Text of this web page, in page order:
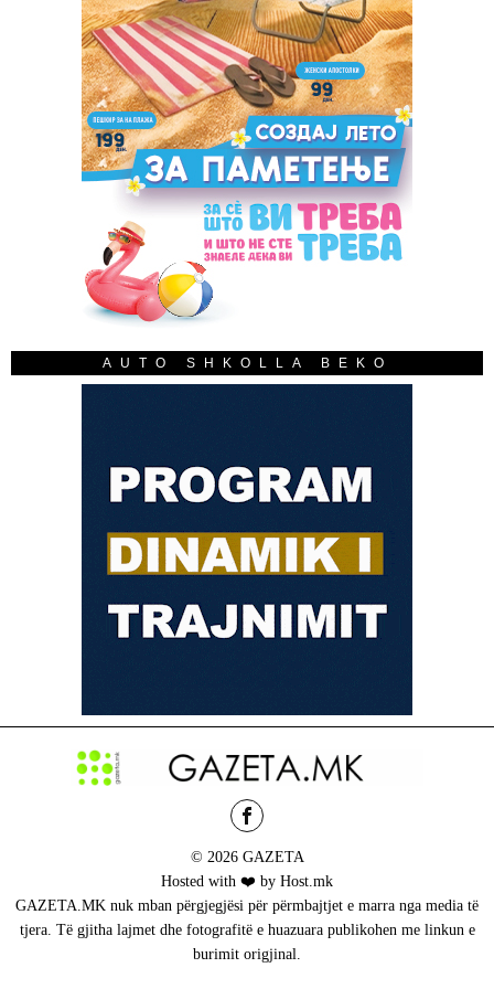
AUTO SHKOLLA BEKO
© 2026 GAZETA
Hosted with ❤️ by Host.mk
GAZETA.MK nuk mban përgjegjësi për përmbajtjet e marra nga media të
tjera. Të gjitha lajmet dhe fotografitë e huazuara publikohen me linkun e
burimit origjinal.